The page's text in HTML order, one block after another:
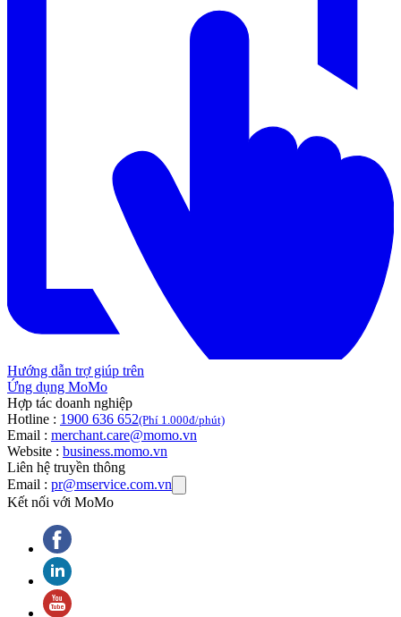
Hướng dẫn trợ giúp trên
Ứng dụng MoMo
Hợp tác doanh nghiệp
Hotline : 1900 636 652(Phí 1.000đ/phút)
Email : merchant.care@momo.vn
Website : business.momo.vn
Liên hệ truyền thông
Email : pr@mservice.com.vn
Kết nối với MoMo